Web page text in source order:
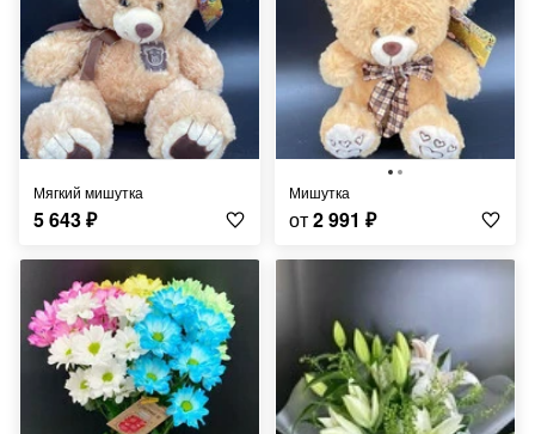
Мягкий мишутка
5 643₽
Мишутка
от2 991 ₽